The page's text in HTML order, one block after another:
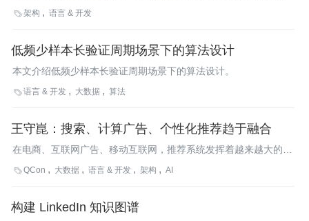
复杂的系统架构和搜索算法，其中排序（以下统称Ranking）的架
构和算法更是关键部分。Google正是通过PageRank算法深刻改变
的相关技术内容。
架构 语言 & 开发
低频少样本长验证周期场景下的算法设计
本文介绍低频少样本长验证周期场景下的算法设计。
语言 & 开发 大数据 算法
王守崑：搜索、计算广告、个性化推荐趋于融合
在电商、互联网广告、移动互联网，推荐系统发挥着越来越大的价
值。豆瓣是国内较早涉及推荐算法和推荐系统的公司，在国内技术
圈，豆瓣还有明显的工程师驱动的风格。在QCon北京2014大会
图谱的融合》的话题。日前，InfoQ对王守崑进行了专访。
QCon 大数据 语言 & 开发 架构 AI
构建 LinkedIn 知识图谱